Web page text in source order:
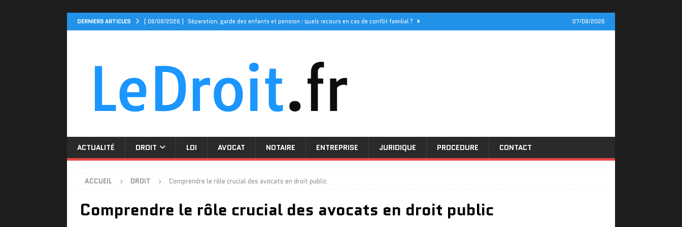
DERNIERS ARTICLES [ 06/08/2026 ] Séparation, garde des enfants et pension : quels recours en cas de conflit familial ?
[ 31/07/2026 ] Le Cidff 94 et ses initiatives pour les droits des femmes
[ 27/07/2026 ] Tarif assurance décès : quel prix pour une couverture optimale
[ 06/08/2026 ] Divorce par consentement mutuel : comprendre la procédure simplifiée
07/08/2026
ACTUALITÉ DROIT LOI AVOCAT NOTAIRE ENTREPRISE JURIDIQUE PROCEDURE CONTACT
ACCUEIL DROIT Comprendre le rôle crucial des avocats en droit public
Comprendre le rôle crucial des avocats en droit public